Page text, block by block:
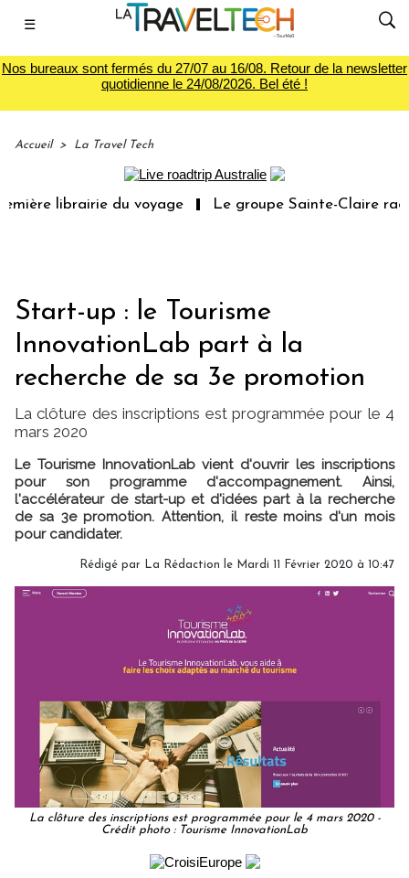
☰
Nos bureaux sont fermés du 27/07 au 16/08. Retour de la newsletter
quotidienne le 24/08/2026. Bel été !
Accueil > La Travel Tech
librairie du voyage Le groupe Sainte-Claire rachète
Start-up : le Tourisme
InnovationLab part à la
recherche de sa 3e promotion
La clôture des inscriptions est programmée pour le 4
mars 2020
Le Tourisme InnovationLab vient d'ouvrir les inscriptions
pour son programme d'accompagnement. Ainsi,
l'accélérateur de start-up et d'idées part à la recherche
de sa 3e promotion. Attention, il reste moins d'un mois
pour candidater.
Rédigé par La Rédaction le Mardi 11 Février 2020 à 10:47
La clôture des inscriptions est programmée pour le 4 mars 2020 -
Crédit photo : Tourisme InnovationLab